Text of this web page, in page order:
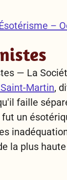
–
— La
Martin,
faille
fut un
la plus